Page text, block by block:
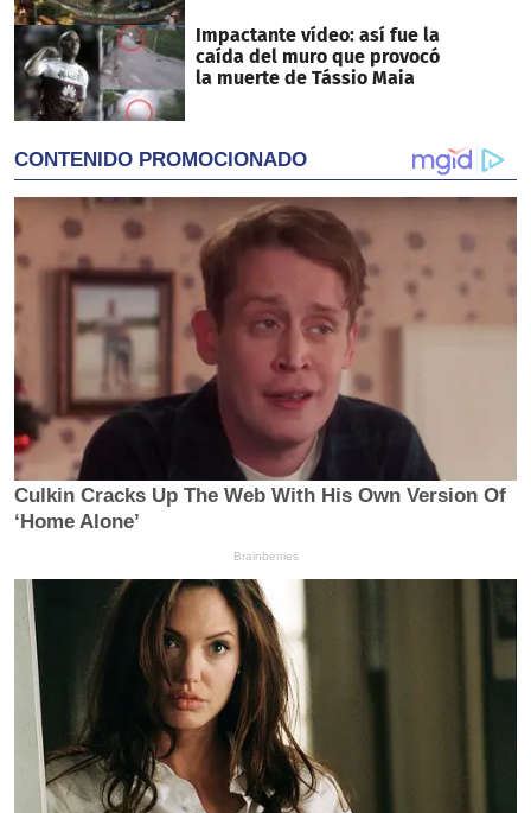
Impactante vídeo: así fue la
caída del muro que provocó
la muerte de Tássio Maia